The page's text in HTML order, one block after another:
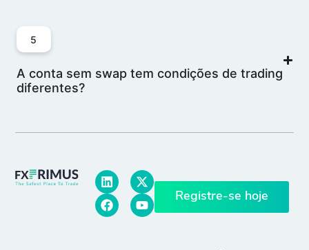
5
A conta sem swap tem condições de trading
diferentes?
Registre-se hoje